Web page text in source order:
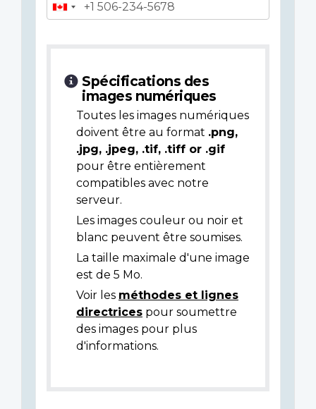
Spécifications des
images numériques
Toutes les images numériques
doivent être au format .png,
.jpg, .jpeg, .tif, .tiff or .gif
pour être entièrement
compatibles avec notre
serveur.
Les images couleur ou noir et
blanc peuvent être soumises.
La taille maximale d'une image
est de 5 Mo.
Voir les méthodes et lignes
directrices pour soumettre
des images pour plus
d'informations.